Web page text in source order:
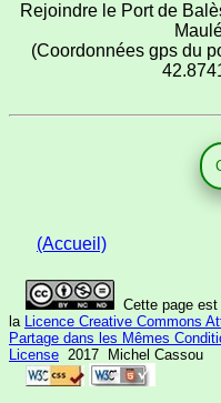
Rejoindre le Port de
(Coordonnées gps du
(Accueil)
Cette page
la Licence Creative Commons
Partage dans les Mêmes
License 2017 Michel Cassou